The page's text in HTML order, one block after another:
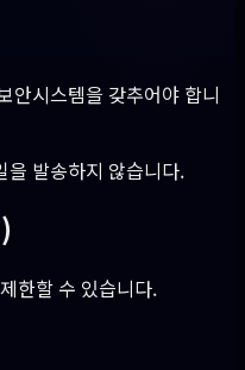
시스템을 갖추어야 합니
발송하지 않습니다.
한할 수 있습니다.